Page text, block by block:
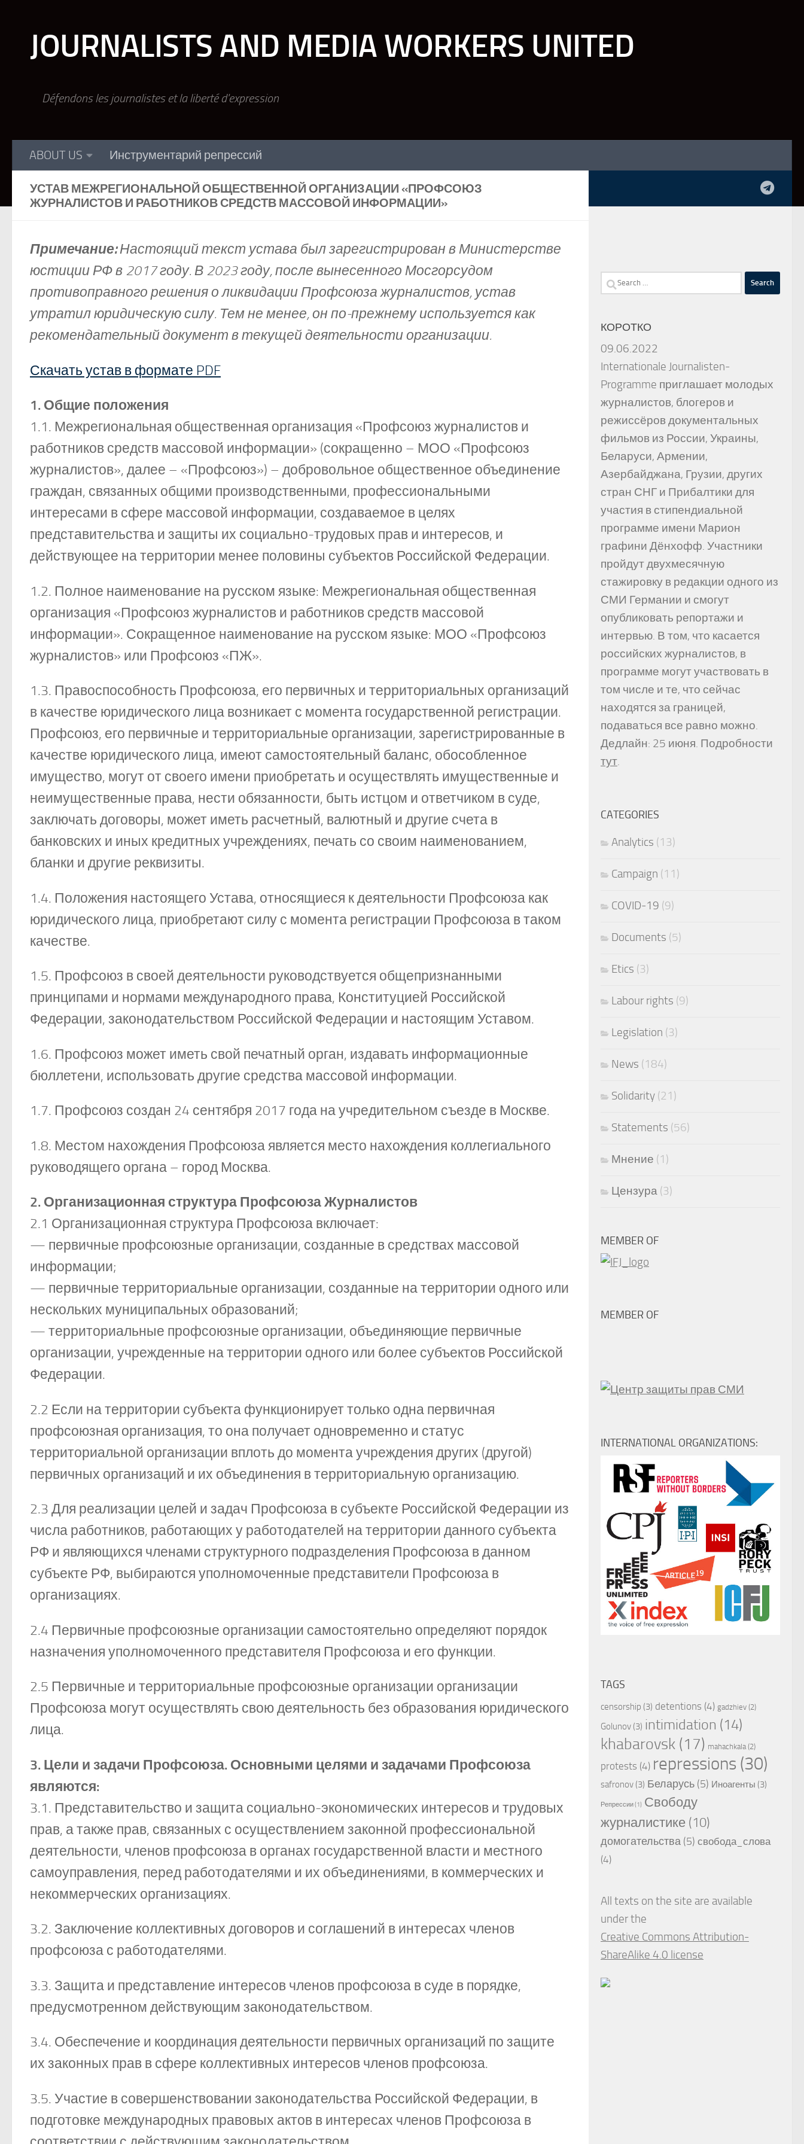
JOURNALISTS AND MEDIA WORKERS UNITED
Défendons les journalistes et la liberté d'expression
ABOUT US Инструментарий репрессий
УСТАВ МЕЖРЕГИОНАЛЬНОЙ ОБЩЕСТВЕННОЙ ОРГАНИЗАЦИИ «ПРОФСОЮЗ
ЖУРНАЛИСТОВ И РАБОТНИКОВ СРЕДСТВ МАССОВОЙ ИНФОРМАЦИИ»
Примечание:Настоящий текст устава был зарегистрирован в Министерстве
юстиции РФ в 2017 году. В 2023 году, после вынесенного Мосгорсудом
противоправного решения о ликвидации Профсоюза журналистов, устав
утратил юридическую силу. Тем не менее, он по-прежнему используется как
рекомендательный документ в текущей деятельности организации.
Скачать устав в формате PDF
1. Общие положения
1.1. Межрегиональная общественная организация «Профсоюз журналистов и
работников средств массовой информации» (сокращенно – МОО «Профсоюз
журналистов», далее – «Профсоюз») – добровольное общественное объединение
граждан, связанных общими производственными, профессиональными
интересами в сфере массовой информации, создаваемое в целях
представительства и защиты их социально-трудовых прав и интересов, и
действующее на территории менее половины субъектов Российской Федерации.
1.2. Полное наименование на русском языке: Межрегиональная общественная
организация «Профсоюз журналистов и работников средств массовой
информации». Сокращенное наименование на русском языке: МОО «Профсоюз
журналистов» или Профсоюз «ПЖ».
1.3. Правоспособность Профсоюза, его первичных и территориальных организаций
в качестве юридического лица возникает с момента государственной регистрации.
Профсоюз, его первичные и территориальные организации, зарегистрированные в
качестве юридического лица, имеют самостоятельный баланс, обособленное
имущество, могут от своего имени приобретать и осуществлять имущественные и
неимущественные права, нести обязанности, быть истцом и ответчиком в суде,
заключать договоры, может иметь расчетный, валютный и другие счета в
банковских и иных кредитных учреждениях, печать со своим наименованием,
бланки и другие реквизиты.
1.4. Положения настоящего Устава, относящиеся к деятельности Профсоюза как
юридического лица, приобретают силу с момента регистрации Профсоюза в таком
качестве.
1.5. Профсоюз в своей деятельности руководствуется общепризнанными
принципами и нормами международного права, Конституцией Российской
Федерации, законодательством Российской Федерации и настоящим Уставом.
1.6. Профсоюз может иметь свой печатный орган, издавать информационные
бюллетени, использовать другие средства массовой информации.
1.7. Профсоюз создан 24 сентября 2017 года на учредительном съезде в Москве.
1.8. Местом нахождения Профсоюза является место нахождения коллегиального
руководящего органа – город Москва.
2. Организационная структура Профсоюза Журналистов
2.1 Организационная структура Профсоюза включает:
— первичные профсоюзные организации, созданные в средствах массовой
информации;
— первичные территориальные организации, созданные на территории одного или
нескольких муниципальных образований;
— территориальные профсоюзные организации, объединяющие первичные
организации, учрежденные на территории одного или более субъектов Российской
Федерации.
2.2 Если на территории субъекта функционирует только одна первичная
профсоюзная организация, то она получает одновременно и статус
территориальной организации вплоть до момента учреждения других (другой)
первичных организаций и их объединения в территориальную организацию.
2.3 Для реализации целей и задач Профсоюза в субъекте Российской Федерации из
числа работников, работающих у работодателей на территории данного субъекта
РФ и являющихся членами структурного подразделения Профсоюза в данном
субъекте РФ, выбираются уполномоченные представители Профсоюза в
организациях.
2.4 Первичные профсоюзные организации самостоятельно определяют порядок
назначения уполномоченного представителя Профсоюза и его функции.
2.5 Первичные и территориальные профсоюзные организации организации
Профсоюза могут осуществлять свою деятельность без образования юридического
лица.
3. Цели и задачи Профсоюза. Основными целями и задачами Профсоюза
являются:
3.1. Представительство и защита социально-экономических интересов и трудовых
прав, а также прав, связанных с осуществлением законной профессиональной
деятельности, членов профсоюза в органах государственной власти и местного
самоуправления, перед работодателями и их объединениями, в коммерческих и
некоммерческих организациях.
3.2. Заключение коллективных договоров и соглашений в интересах членов
профсоюза с работодателями.
3.3. Защита и представление интересов членов профсоюза в суде в порядке,
предусмотренном действующим законодательством.
3.4. Обеспечение и координация деятельности первичных организаций по защите
их законных прав в сфере коллективных интересов членов профсоюза.
3.5. Участие в совершенствовании законодательства Российской Федерации, в
подготовке международных правовых актов в интересах членов Профсоюза в
Search
КОРОТКО
09.06.2022
Internationale Journalisten-
Programme приглашает молодых
журналистов, блогеров и
режиссёров документальных
фильмов из России, Украины,
Беларуси, Армении,
Азербайджана, Грузии, других
стран СНГ и Прибалтики для
участия в стипендиальной
программе имени Марион
графини Дёнхофф. Участники
пройдут двухмесячную
стажировку в редакции одного из
СМИ Германии и смогут
опубликовать репортажи и
интервью. В том, что касается
российских журналистов, в
программе могут участвовать в
том числе и те, что сейчас
находятся за границей,
подаваться все равно можно.
Дедлайн: 25 июня. Подробности
тут.
CATEGORIES
Analytics (13)
Campaign (11)
COVID-19 (9)
Documents (5)
Etics (3)
Labour rights (9)
Legislation (3)
News (184)
Solidarity (21)
Statements (56)
Мнение (1)
Цензура (3)
MEMBER OF
MEMBER OF
INTERNATIONAL ORGANIZATIONS:
TAGS
censorship (3) detentions (4) gadzhiev(2)
Golunov (3) intimidation (14)
khabarovsk (17) mahachkala(2)
protests (4) repressions (30)
safronov (3) Беларусь (5) Иноагенты (3)
Репрессии(1) Свободу
журналистике (10)
домогательства (5) свобода_слова
(4)
All texts on the site are available
under the
Creative Commons Attribution-
ShareAlike 4.0 license